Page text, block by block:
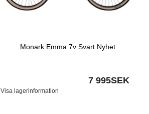
Monark Emma 7v Svart Nyhet
7 995SEK
Visa lagerinformation